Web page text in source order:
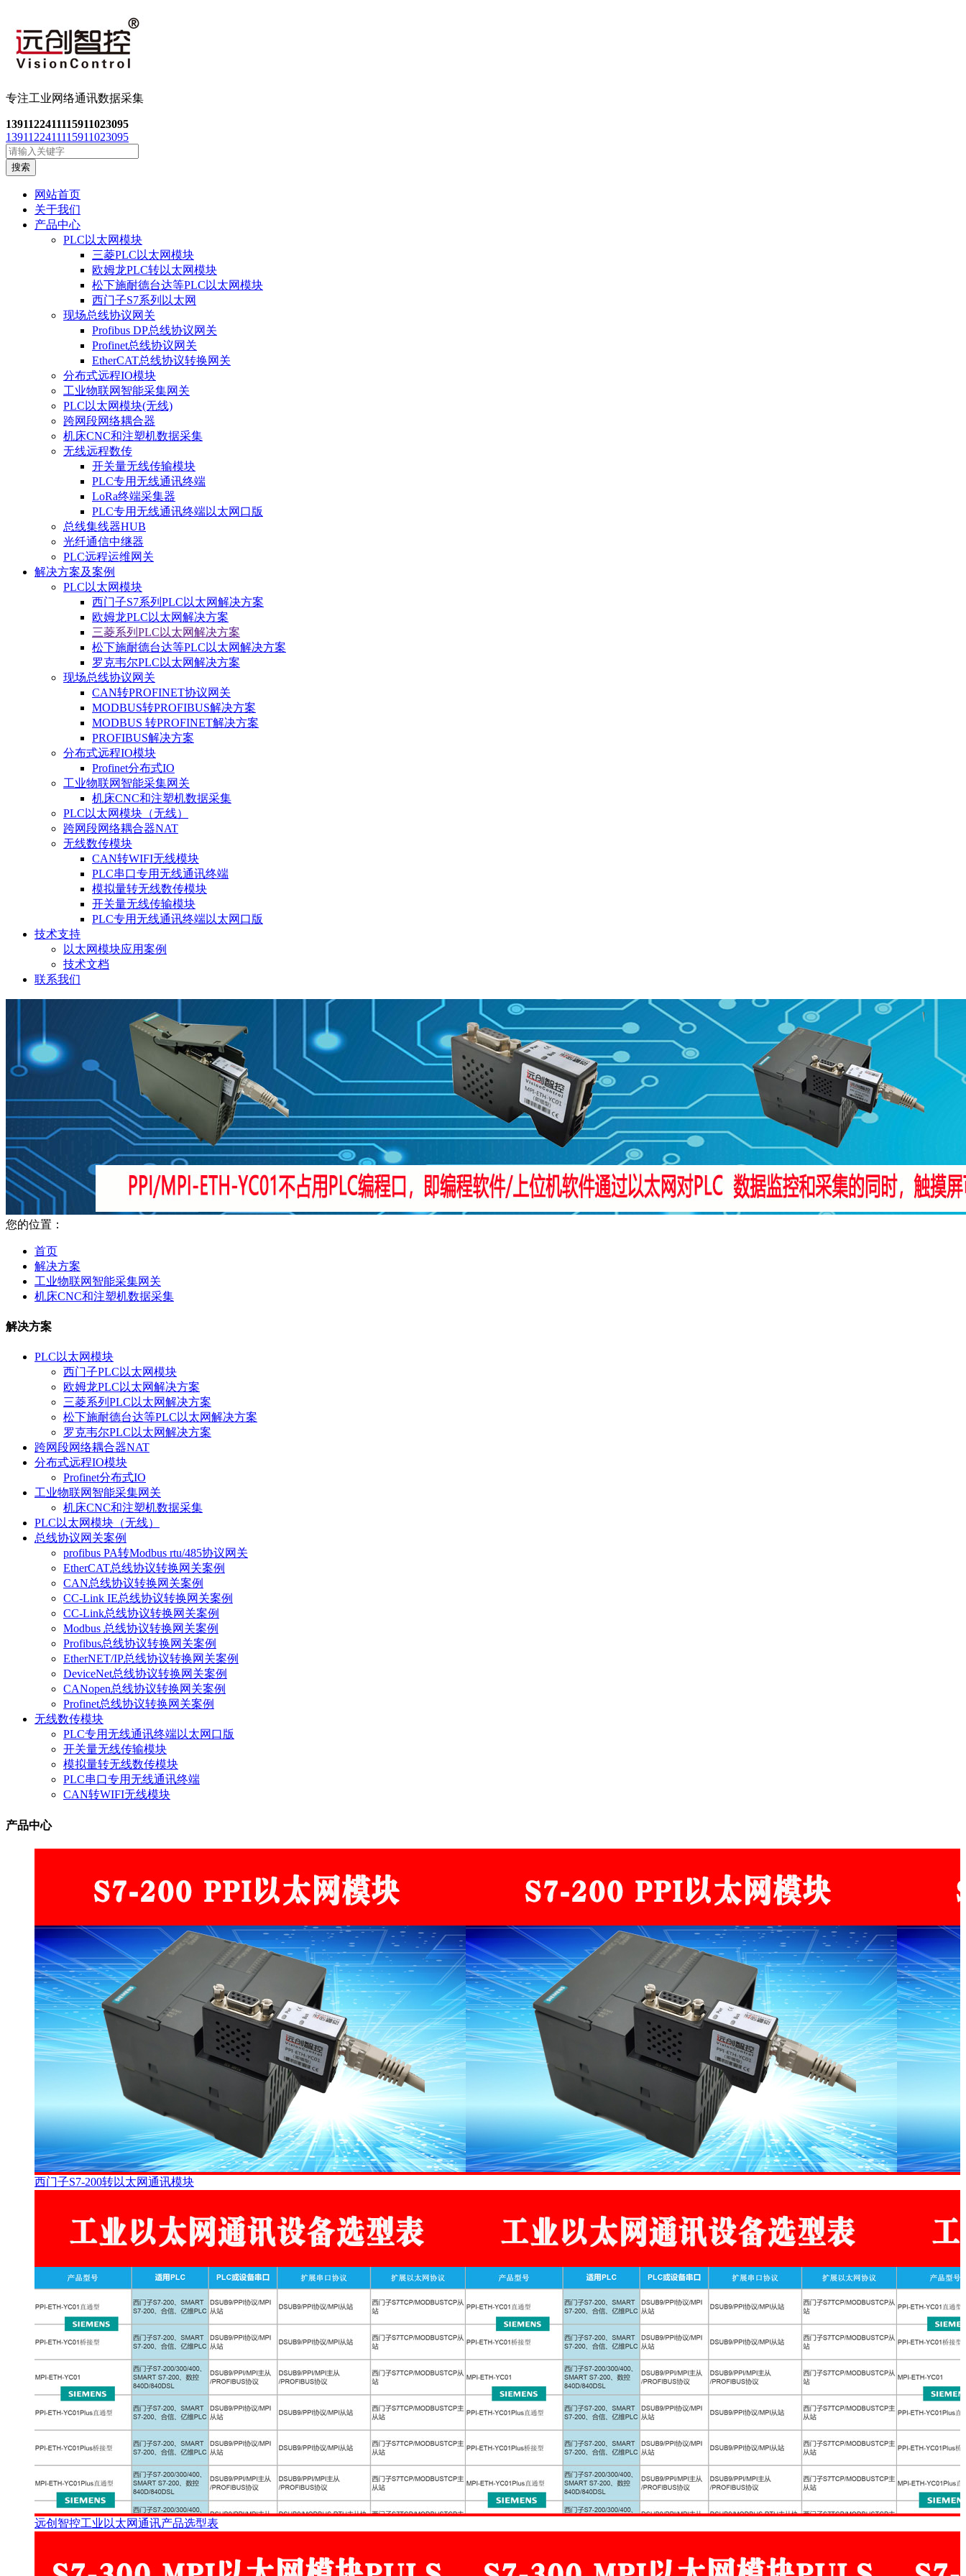
专注工业网络通讯数据采集
1391122411115911023095
1391122411115911023095
搜索
网站首页
关于我们
产品中心
PLC以太网模块
三菱PLC以太网模块
欧姆龙PLC转以太网模块
松下施耐德台达等PLC以太网模块
西门子S7系列以太网
现场总线协议网关
Profibus DP总线协议网关
Profinet总线协议网关
EtherCAT总线协议转换网关
分布式远程IO模块
工业物联网智能采集网关
PLC以太网模块(无线)
跨网段网络耦合器
机床CNC和注塑机数据采集
无线远程数传
开关量无线传输模块
PLC专用无线通讯终端
LoRa终端采集器
PLC专用无线通讯终端以太网口版
总线集线器HUB
光纤通信中继器
PLC远程运维网关
解决方案及案例
PLC以太网模块
西门子S7系列PLC以太网解决方案
欧姆龙PLC以太网解决方案
三菱系列PLC以太网解决方案
松下施耐德台达等PLC以太网解决方案
罗克韦尔PLC以太网解决方案
现场总线协议网关
CAN转PROFINET协议网关
MODBUS转PROFIBUS解决方案
MODBUS 转PROFINET解决方案
PROFIBUS解决方案
分布式远程IO模块
Profinet分布式IO
工业物联网智能采集网关
机床CNC和注塑机数据采集
PLC以太网模块（无线）
跨网段网络耦合器NAT
无线数传模块
CAN转WIFI无线模块
PLC串口专用无线通讯终端
模拟量转无线数传模块
开关量无线传输模块
PLC专用无线通讯终端以太网口版
技术支持
以太网模块应用案例
技术文档
联系我们
您的位置：
首页
解决方案
工业物联网智能采集网关
机床CNC和注塑机数据采集
解决方案
PLC以太网模块
西门子PLC以太网模块
欧姆龙PLC以太网解决方案
三菱系列PLC以太网解决方案
松下施耐德台达等PLC以太网解决方案
罗克韦尔PLC以太网解决方案
跨网段网络耦合器NAT
分布式远程IO模块
Profinet分布式IO
工业物联网智能采集网关
机床CNC和注塑机数据采集
PLC以太网模块（无线）
总线协议网关案例
profibus PA转Modbus rtu/485协议网关
EtherCAT总线协议转换网关案例
CAN总线协议转换网关案例
CC-Link IE总线协议转换网关案例
CC-Link总线协议转换网关案例
Modbus 总线协议转换网关案例
Profibus总线协议转换网关案例
EtherNET/IP总线协议转换网关案例
DeviceNet总线协议转换网关案例
CANopen总线协议转换网关案例
Profinet总线协议转换网关案例
无线数传模块
PLC专用无线通讯终端以太网口版
开关量无线传输模块
模拟量转无线数传模块
PLC串口专用无线通讯终端
CAN转WIFI无线模块
产品中心
西门子S7-200转以太网通讯模块
远创智控工业以太网通讯产品选型表